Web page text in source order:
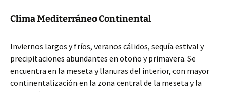
Clima Mediterráneo Continental
Inviernos largos y fríos, veranos cálidos, sequía estival y
precipitaciones abundantes en otoño y primavera. Se
encuentra en la meseta y llanuras del interior, con mayor
continentalización en la zona central de la meseta y la